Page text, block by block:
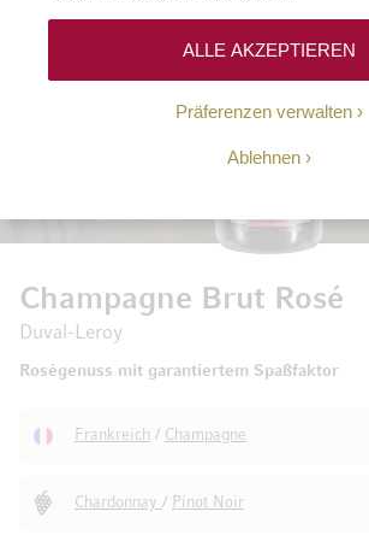
Präferenzen verwalten
Ablehnen
ALLE AKZEPTIEREN
Champagne Brut Rosé
Duval-Leroy
Roségenuss mit garantiertem Spaßfaktor
Frankreich / Champagne
Chardonnay / Pinot Noir